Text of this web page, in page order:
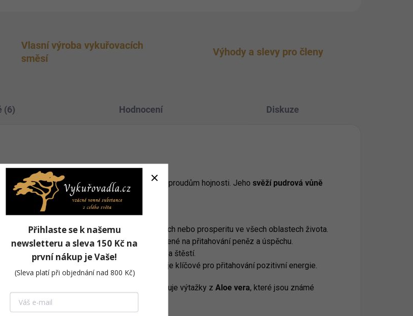
Vlasní výroba vykuřovacích
směsí
Výhody a slevy pro členy
(6) Hodnocení Diskuze
podpořit všechny, kteří chtějí otevřít svůj život proudům hojnosti. Jeho svěží pudrová vůně
mysl i duši na přijetí prosperity.
použít?
ty, kteří hledají nové příležitosti, finanční úspěch nebo prosperitu ve všech oblastech života.
skvělým nástrojem pro rituální koupele zaměřené na přitahování peněz a úspěchu.
překážky, které brání proudění hojnosti a štěstí.
mysl a dodává pocit stability a bezpečí, což je klíčové pro přitahování pozitivní energie.
pomocníkem pro vaši pokožku. Obsahuje výtažky z Aloe vera, které jsou známé
Přihlaste se k našemu
newsletteru a sleva 150 Kč na
první nákupje Vaše!
(Sleva platí při objednání nad 800 Kč)